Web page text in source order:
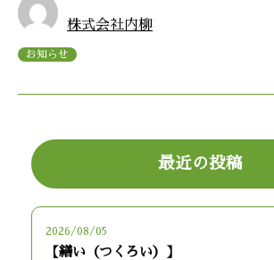
株式会社内柳
お知らせ
最近の投稿
2026/08/05
【繕い（つくろい）】